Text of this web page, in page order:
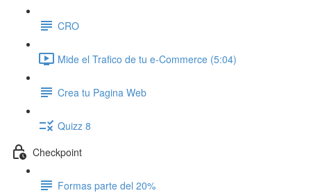
CRO
Mide el Trafico de tu e-Commerce (5:04)
Crea tu Pagina Web
Quizz 8
Checkpoint
Formas parte del 20%